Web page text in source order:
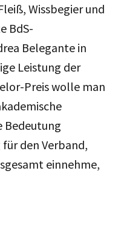
Wissbegier und
BdS-
Belegante in
Leistung der
Preis wolle man
Bedeutung
den Verband,
einnehme,